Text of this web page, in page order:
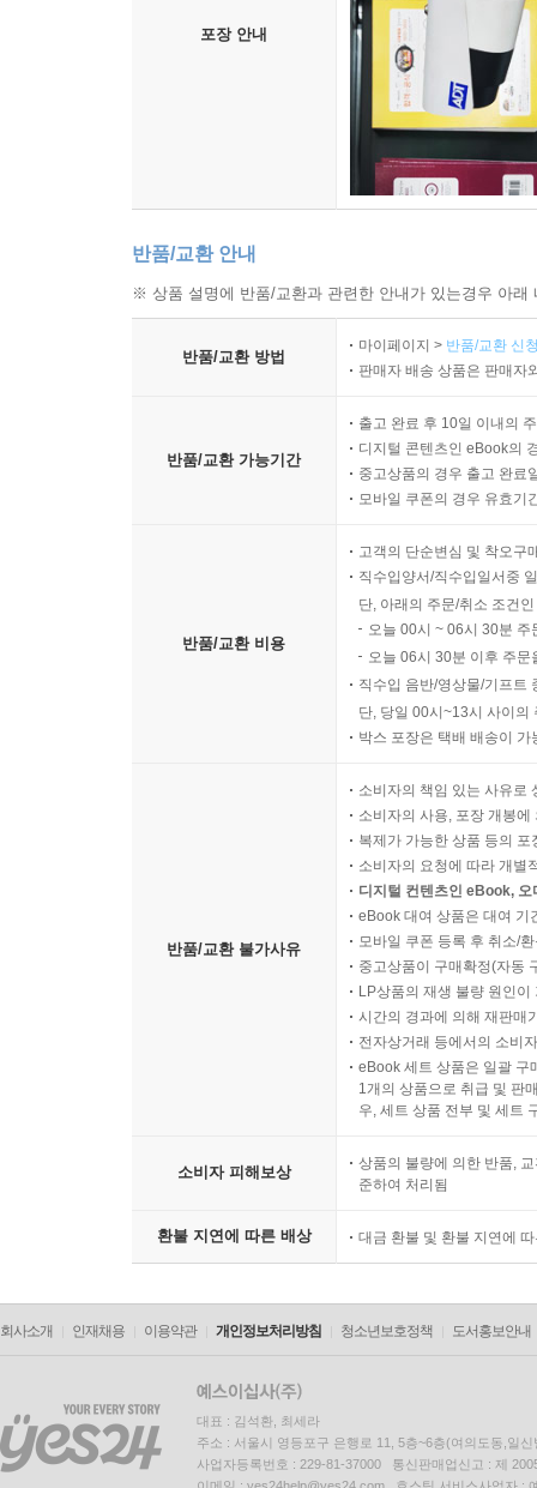
포장 안내
반품/교환 안내
※ 상품 설명에 반품/교환과 관련한 안내가 있는경우 아
반품/교환 방법
마이페이지 > 반품/교환 신
판매자 배송 상품은 판매자
반품/교환 가능기간
출고 완료 후 10일 이내의
디지털 콘텐츠인 eBook의
중고상품의 경우 출고 완료
모바일 쿠폰의 경우 유효기
반품/교환 비용
고객의 단순변심 및 착오구
직수입양서/직수입일서중
단, 아래의 주문/취소 조건
오늘 00시 ~ 06시 30분
오늘 06시 30분 이후 주
직수입 음반/영상물/기프트
단, 당일 00시~13시 사이의
박스 포장은 택배 배송이
반품/교환 불가사유
소비자의 책임 있는 사유로
소비자의 사용, 포장 개봉
복제가 가능한 상품 등의
소비자의 요청에 따라 개별
디지털 컨텐츠인 eBook,
eBook 대여 상품은 대여 기
모바일 쿠폰 등록 후 취소/
중고상품이 구매확정(자동
LP상품의 재생 불량 원인
시간의 경과에 의해 재판매
전자상거래 등에서의 소비
eBook 세트 상품은 일괄 구
1개의 상품으로 취급 및 판
우, 세트 상품 전부 및 세트
소비자 피해보상
상품의 불량에 의한 반품,
준하여 처리됨
환불 지연에 따른 배상 대금 환불 및 환불 지연에
회사소개 인재채용 이용약관 개인정보처리방침 청소년보호정책 도서홍보안내
대표 : 김석환, 최세라
주소 : 서울시 영등포구 은행로 11, 5층~6층(여의도동,일신
사업자등록번호 : 229-81-37000 통신판매업신고 : 제